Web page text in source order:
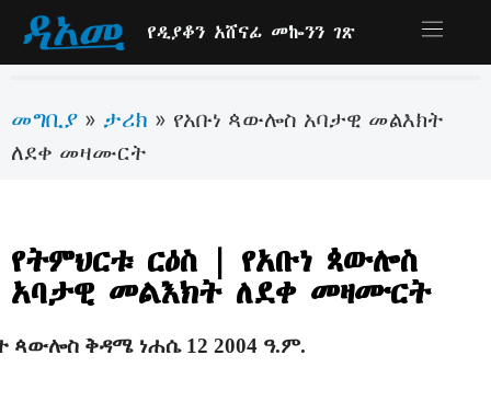
የዲያቆን አሸናፊ መኰንን ገጽ
መግቢያ » ታሪክ » የአቡነ ጳውሎስ አባታዊ መልእክት
ለደቀ መዛሙርት
የትምህርቱ ርዕስ | የአቡነ ጳውሎስ
አባታዊ መልእክት ለደቀ መዛሙርት
ጳውሎስ ቅዳሜ ነሐሴ 12 2004 ዓ.ም.